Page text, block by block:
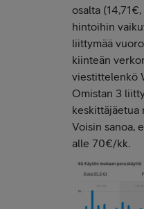
osalta
hintoihin
liittymää
kiinteän
viestittelenkö
Omistan 3
keskittäjäetua
Voisin sanoa,
alle 70€/kk.